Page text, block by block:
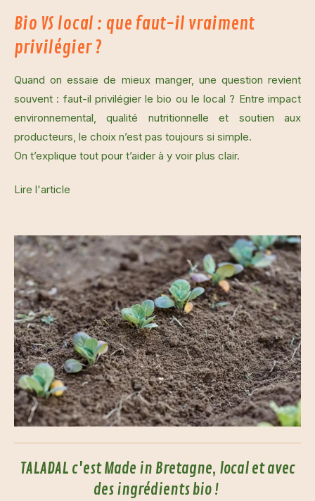
Bio VS local : que faut-il vraiment
privilégier ?
Quand on essaie de mieux manger, une question revient
souvent : faut-il privilégier le bio ou le local ? Entre impact
environnemental, qualité nutritionnelle et soutien aux
producteurs, le choix n’est pas toujours si simple.
On t’explique tout pour t’aider à y voir plus clair.
Lire l'article
TALADAL c'est Made in Bretagne, local et avec
des ingrédients bio !